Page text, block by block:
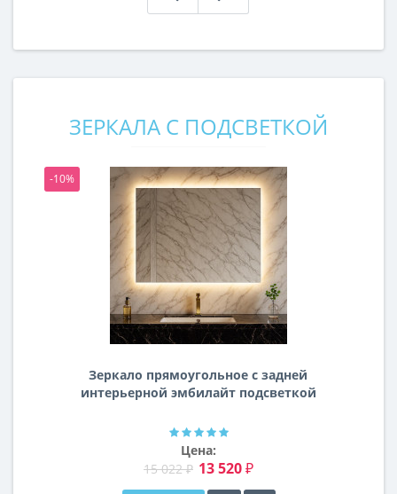
ЗЕРКАЛА С ПОДСВЕТКОЙ
-10%
Зеркало прямоугольное с задней
интерьерной эмбилайт подсветкой
Цена:
15 022 ₽ 13 520 ₽